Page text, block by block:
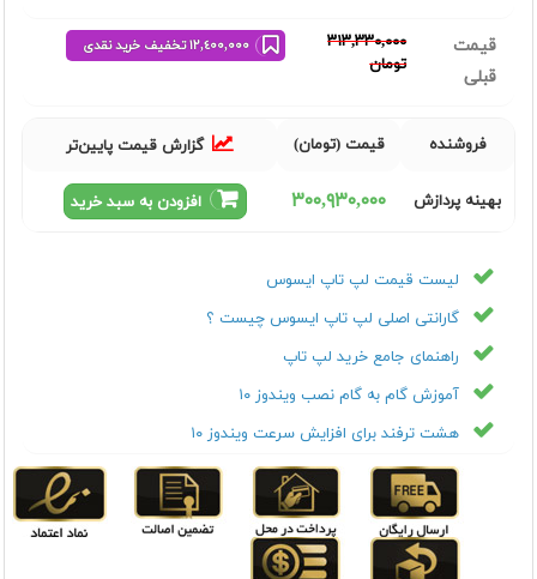
قیمت
قبلی
٣١٣,٣٣٠,٠٠٠
تومان
فروشنده قیمت (تومان) گزارش قیمت پایین‌تر
بهینه پردازش ٣٠٠,٩٣٠,٠٠٠ افزودن به سبد خرید
لیست قیمت لپ تاپ ایسوس
گارانتی اصلی لپ تاپ ایسوس چیست ؟
راهنمای جامع خرید لپ تاپ
آموزش گام به گام نصب ویندوز ۱۰
هشت ترفند برای افزایش سرعت ویندوز ۱۰